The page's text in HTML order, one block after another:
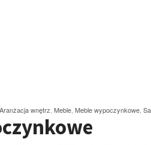
Aranżacja wnętrz Meble Meble wypoczynkowe